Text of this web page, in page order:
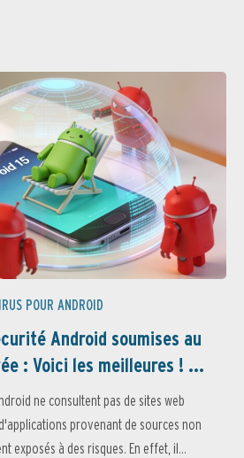
POUR ANDROID
Android soumises au
: Voici les meilleures ! ...
ne consultent pas de sites web
provenant de sources non
exposés à des risques. En effet, il...